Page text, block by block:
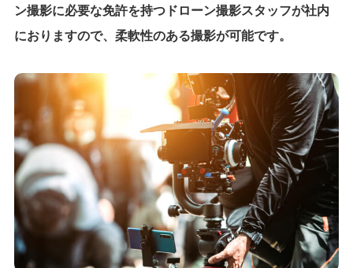
ン撮影に必要な免許を持つドローン撮影スタッフが社内
におりますので、柔軟性のある撮影が可能です。